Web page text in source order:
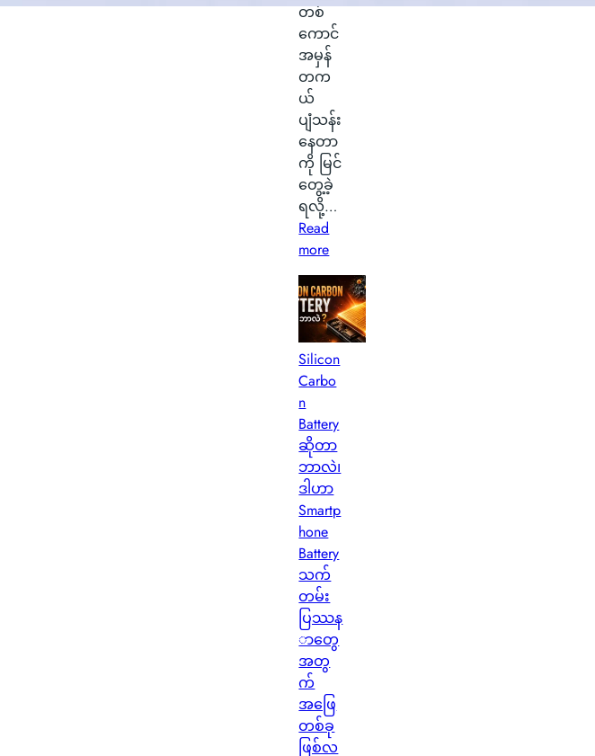
တစ်
ကောင်
အမှန်
တက
ယ်
ပျံသန်း
နေတာ
ကို မြင်
တွေ့ခဲ့
ရလို့…
Read
more:
စ
ကေ
ာ့
တ
လ
န်
င်
ငံ
G
l
a
g
o
w
မြို့
ရဲ့
ကေ
င်
း
က
Silicon
Carbo
n
Battery
ဆိုတာ
ဘာလဲ၊
ဒါဟာ
Smartp
hone
Battery
သက်
တမ်း
ပြဿန
ာတွေ
အတွ
က်
အဖြေ
တစ်ခု
ဖြစ်လ